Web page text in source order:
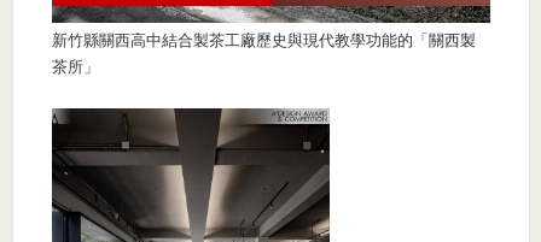
新竹縣關西高中結合製茶工廠歷史與現代教學功能的「關西製
茶所」